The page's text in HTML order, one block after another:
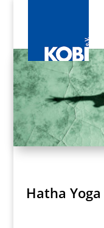
Hatha